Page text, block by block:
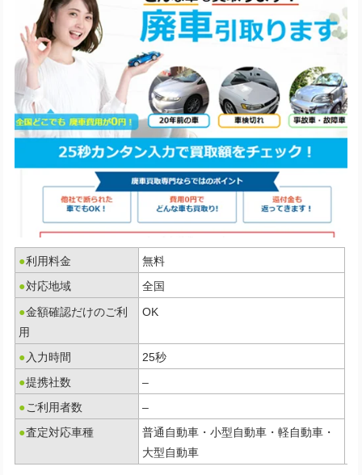
●利用料金
無料
●対応地域
全国
●金額確認だけのご利
用
OK
● 入力時間
25秒
●提携社数
–
● ご利用者数
–
●査定対応車種
普通自動車・小型自動車・軽自動車・
大型自動車